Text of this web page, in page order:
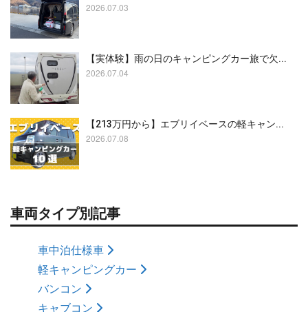
2026.07.03
【実体験】雨の日のキャンピングカー旅で欠...
2026.07.04
【213万円から】エブリイベースの軽キャン...
2026.07.08
車両タイプ別記事
車中泊仕様車
軽キャンピングカー
バンコン
キャブコン